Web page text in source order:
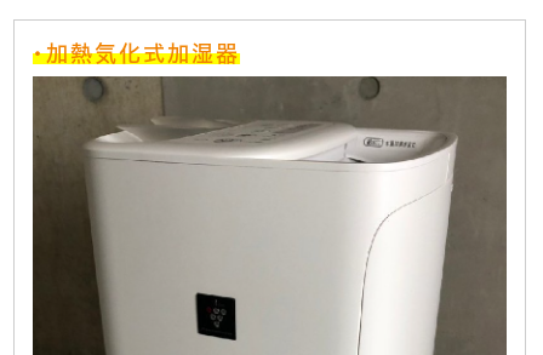
・加熱気化式加湿器